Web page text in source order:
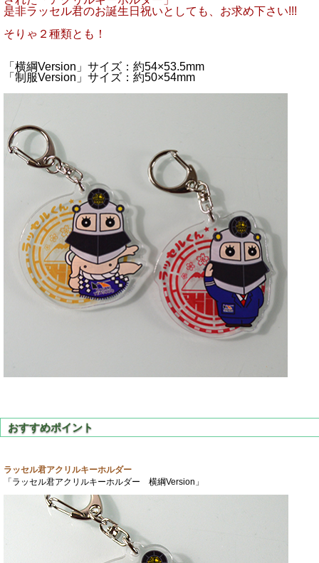
是非ラッセル君のお誕生日祝いとしても、お求め下さい!!!
そりゃ２種類とも！
「横綱Version」サイズ：約54×53.5mm
「制服Version」サイズ：約50×54mm
ラッセル君アクリルキーホルダー
「ラッセル君アクリルキーホルダー 横綱Version」